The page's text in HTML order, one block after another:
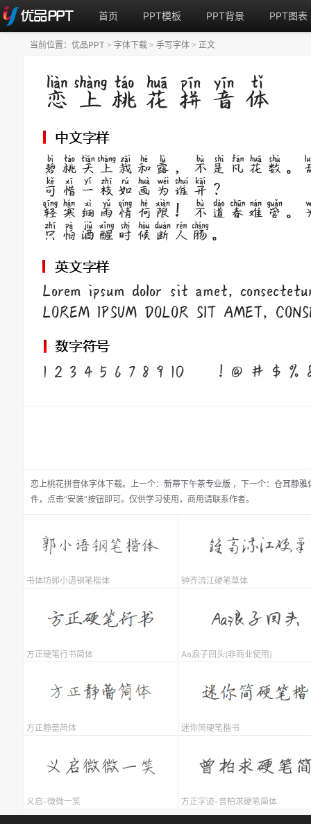
首页 PPT模板 PPT背景 PPT图表
恋上桃花拼音体字体下载。 上一个： 新蒂下午茶专业版 ， 下一个： 仓耳静雅
件，点击“安装”按钮即可。仅供学习使用，商用请联系作者。
当前位置： 优品PPT > 字体下载 > 手写字体 > 正文
书体坊郭小语钢笔楷体 钟齐流江硬笔草体
方正硬笔行书简体 Aa浪子回头(非商业使用)
方正静蕾简体 迷你简硬笔楷书
义启-微微一笑 方正字迹-曾柏求硬笔简体